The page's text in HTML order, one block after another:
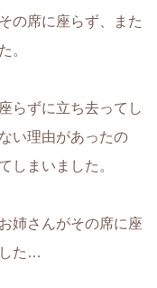
の席に座らず、また
。
らずに立ち去ってし
い理由があったの
しまいました。
姉さんがその席に座
た…